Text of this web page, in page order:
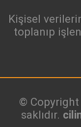
Kişisel
toplanıp
© Copyright
saklıdır.